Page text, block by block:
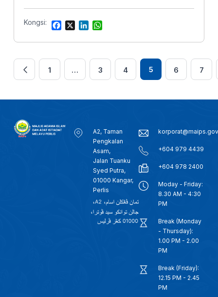
Kongsi:
F
c
b
X
n
e
a
p
1 … 3 4 5 6 7
A2, Taman
Pengkalan
Asam,
Jalan Tuanku
Syed Putra,
01000 Kangar,
Perlis
+604 979 4439
+604 978 2400
Moday - Friday:
8.30 AM - 4:30
PM
Break (Monday
- Thursday):
1.00 PM - 2.00
PM
Break (Friday):
12.15 PM - 2.45
PM